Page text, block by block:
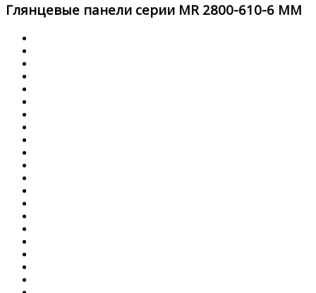
Глянцевые панели серии MR 2800-610-6 ММ